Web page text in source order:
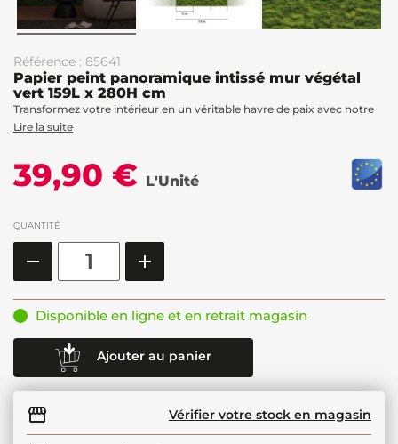
Référence : 85641
Papier peint panoramique intissé mur végétal
vert 159L x 280H cm
Transformez votre intérieur en un véritable havre de paix avec notre
Lire la suite
39,90 € L'Unité
QUANTITÉ
Disponible en ligne et en retrait magasin
Ajouter au panier
Vérifier votre stock en magasin